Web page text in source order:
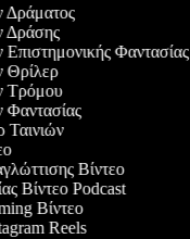
Δράματος
Δράσης
Επιστημονικής Φαντασίας
Θρίλερ
Τρόμου
Φαντασίας
Ταινιών
Βίντεο
Βίντεο Podcast
Βίντεο
Reels